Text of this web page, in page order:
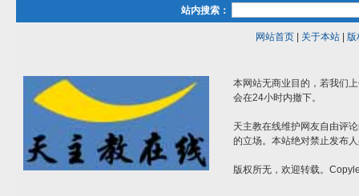
站内搜索：
网站首页| 关于本站| 版
本网站无商业目的，若我们
会在24小时内撤下。
天主教在线维护网友自由评
的立场。本站绝对禁止发布
版权所无，欢迎转载。